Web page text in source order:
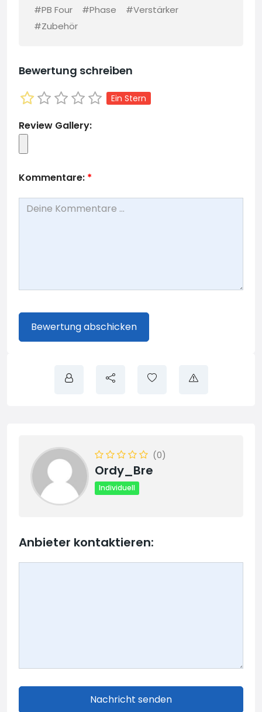
#PB Four #Phase
#Verstärker
#Zubehör
Bewertung schreiben
Ein Stern
Review Gallery:
Kommentare: *
(0)
Ordy_Bre
Individuell
Anbieter kontaktieren:
Nachricht senden